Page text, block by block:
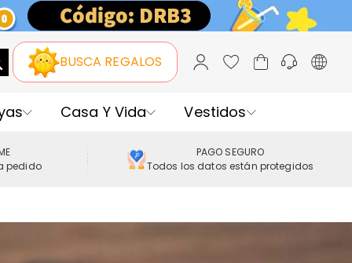
BUSCA REGALOS
Casa Y Vida Vestidos
pedido
PAGO SEGURO
Todos los datos están protegidos